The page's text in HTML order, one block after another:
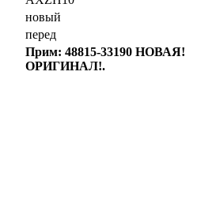
новый
перед
Прим: 48815-33190 НОВАЯ!
ОРИГИНАЛ!.